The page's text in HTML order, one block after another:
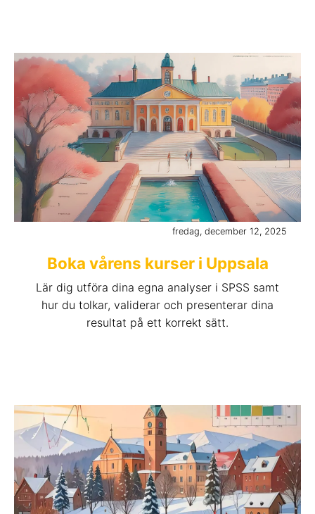
fredag, december 12, 2025
Boka vårens kurser i Uppsala
Lär dig utföra dina egna analyser i SPSS samt
hur du tolkar, validerar och presenterar dina
resultat på ett korrekt sätt.